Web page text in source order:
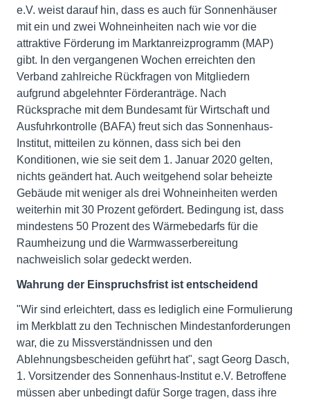
e.V. weist darauf hin, dass es auch für Sonnenhäuser
mit ein und zwei Wohneinheiten nach wie vor die
attraktive Förderung im Marktanreizprogramm (MAP)
gibt. In den vergangenen Wochen erreichten den
Verband zahlreiche Rückfragen von Mitgliedern
aufgrund abgelehnter Förderanträge. Nach
Rücksprache mit dem Bundesamt für Wirtschaft und
Ausfuhrkontrolle (BAFA) freut sich das Sonnenhaus-
Institut, mitteilen zu können, dass sich bei den
Konditionen, wie sie seit dem 1. Januar 2020 gelten,
nichts geändert hat. Auch weitgehend solar beheizte
Gebäude mit weniger als drei Wohneinheiten werden
weiterhin mit 30 Prozent gefördert. Bedingung ist, dass
mindestens 50 Prozent des Wärmebedarfs für die
Raumheizung und die Warmwasserbereitung
nachweislich solar gedeckt werden.
Wahrung der Einspruchsfrist ist entscheidend
"Wir sind erleichtert, dass es lediglich eine Formulierung
im Merkblatt zu den Technischen Mindestanforderungen
war, die zu Missverständnissen und den
Ablehnungsbescheiden geführt hat", sagt Georg Dasch,
1. Vorsitzender des Sonnenhaus-Institut e.V. Betroffene
müssen aber unbedingt dafür Sorge tragen, dass ihre